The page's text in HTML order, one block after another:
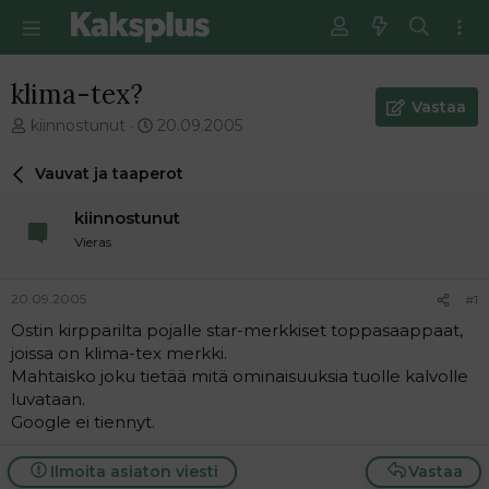
klima-tex?
V
e
i
t
u
n
a
o
t
t
kiinnostunut
E
s
m
n
v
i
i
20.09.2005
Vastaa
Vauvat ja taaperot
kiinnostunut
Vieras
20.09.2005 #1
Ostin kirpparilta pojalle star-merkkiset toppasaappaat,
joissa on klima-tex merkki.
Mahtaisko joku tietää mitä ominaisuuksia tuolle kalvolle
luvataan.
Google ei tiennyt.
Vastaa
Ilmoita asiaton viesti